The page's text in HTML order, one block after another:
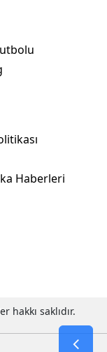
Haberleri
hakkı saklıdır.